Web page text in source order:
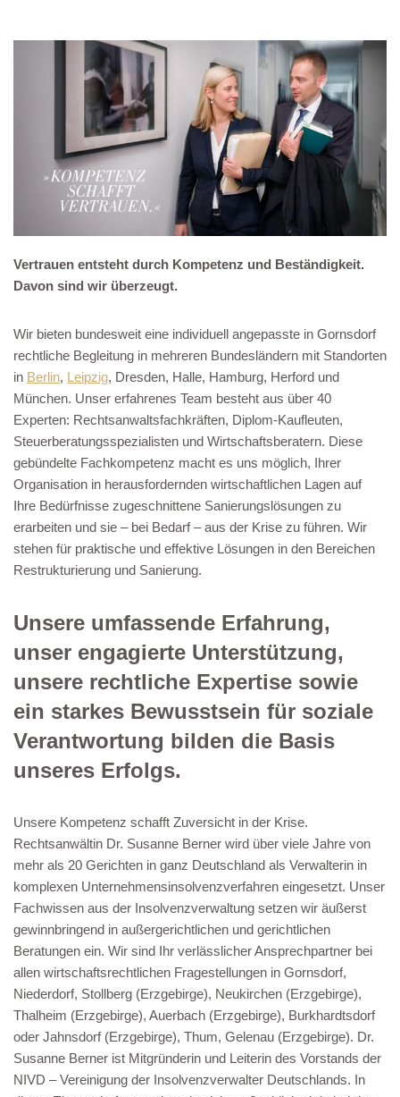
Vertrauen entsteht durch Kompetenz und Beständigkeit.
Davon sind wir überzeugt.
Wir bieten bundesweit eine individuell angepasste in Gornsdorf
rechtliche Begleitung in mehreren Bundesländern mit Standorten
in Berlin, Leipzig, Dresden, Halle, Hamburg, Herford und
München. Unser erfahrenes Team besteht aus über 40
Experten: Rechtsanwaltsfachkräften, Diplom-Kaufleuten,
Steuerberatungsspezialisten und Wirtschaftsberatern. Diese
gebündelte Fachkompetenz macht es uns möglich, Ihrer
Organisation in herausfordernden wirtschaftlichen Lagen auf
Ihre Bedürfnisse zugeschnittene Sanierungslösungen zu
erarbeiten und sie – bei Bedarf – aus der Krise zu führen. Wir
stehen für praktische und effektive Lösungen in den Bereichen
Restrukturierung und Sanierung.
Unsere umfassende Erfahrung,
unser engagierte Unterstützung,
unsere rechtliche Expertise sowie
ein starkes Bewusstsein für soziale
Verantwortung bilden die Basis
unseres Erfolgs.
Unsere Kompetenz schafft Zuversicht in der Krise.
Rechtsanwältin Dr. Susanne Berner wird über viele Jahre von
mehr als 20 Gerichten in ganz Deutschland als Verwalterin in
komplexen Unternehmensinsolvenzverfahren eingesetzt. Unser
Fachwissen aus der Insolvenzverwaltung setzen wir äußerst
gewinnbringend in außergerichtlichen und gerichtlichen
Beratungen ein. Wir sind Ihr verlässlicher Ansprechpartner bei
allen wirtschaftsrechtlichen Fragestellungen in Gornsdorf,
Niederdorf, Stollberg (Erzgebirge), Neukirchen (Erzgebirge),
Thalheim (Erzgebirge), Auerbach (Erzgebirge), Burkhardtsdorf
oder Jahnsdorf (Erzgebirge), Thum, Gelenau (Erzgebirge). Dr.
Susanne Berner ist Mitgründerin und Leiterin des Vorstands der
NIVD – Vereinigung der Insolvenzverwalter Deutschlands. In